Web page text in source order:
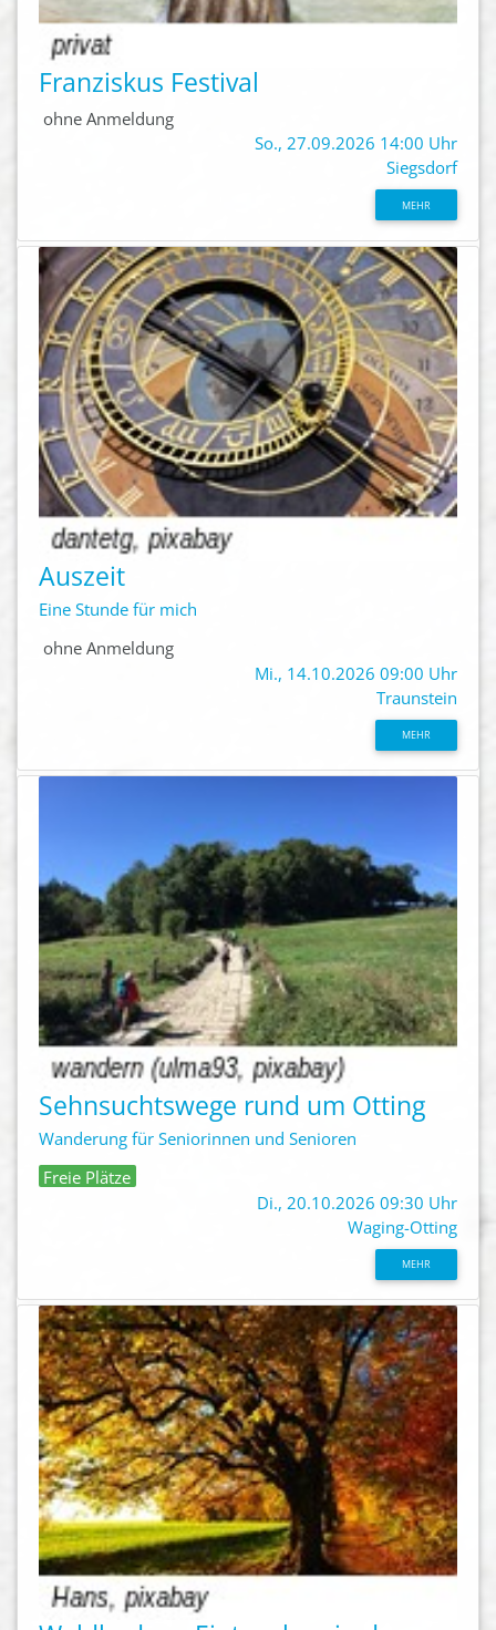
Franziskus Festival
ohne Anmeldung
So., 27.09.2026 14:00 Uhr
Siegsdorf
MEHR
Auszeit
Eine Stunde für mich
ohne Anmeldung
Mi., 14.10.2026 09:00 Uhr
Traunstein
MEHR
Sehnsuchtswege rund um Otting
Wanderung für Seniorinnen und Senioren
Freie Plätze
Di., 20.10.2026 09:30 Uhr
Waging-Otting
MEHR